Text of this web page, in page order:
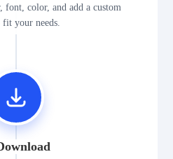
font, color, and add a custom
your needs.